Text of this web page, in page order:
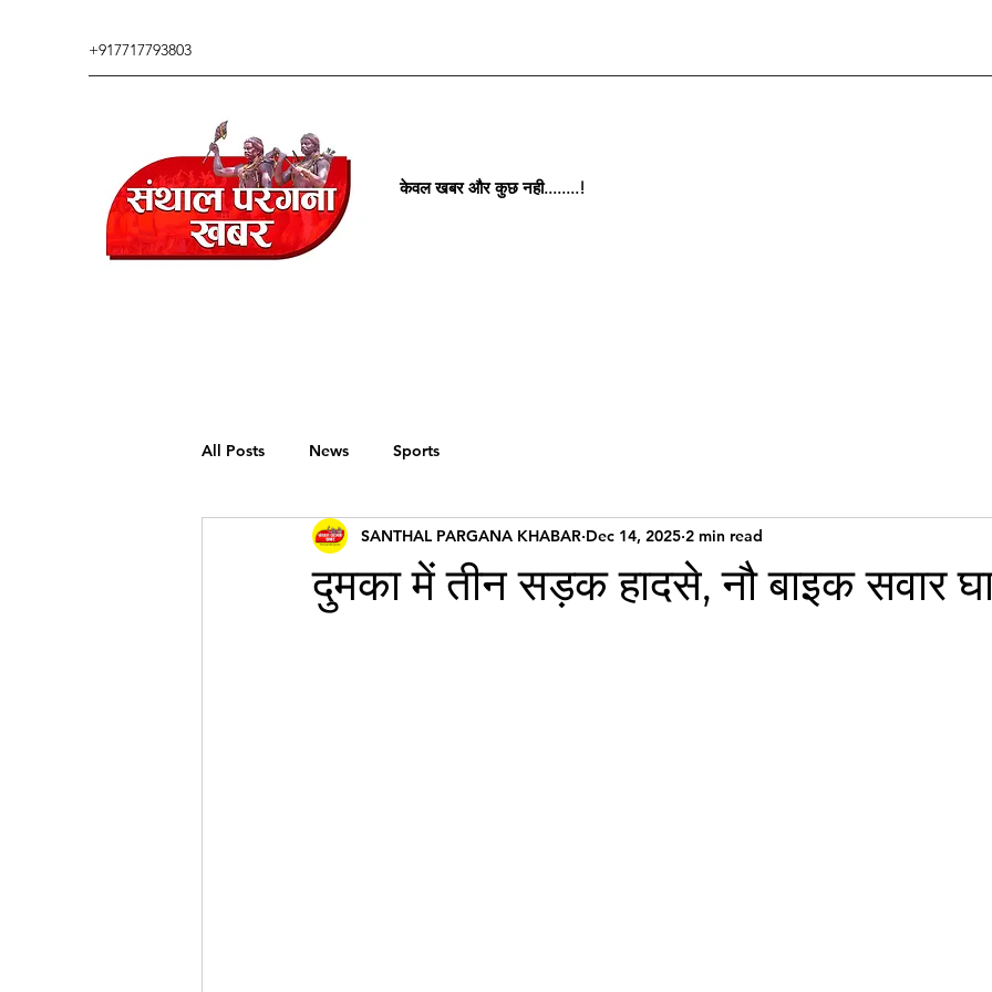
+917717793803
केवल खबर और कुछ नही........!
All Posts News Sports
दुमका में तीन सड़क हादसे, नौ बाइक सवार
SANTHAL PARGANA KHABAR Dec 14, 2025 2 min read